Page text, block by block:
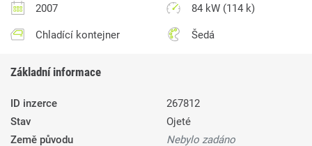
2007 84 kW (114 k)
Chladící kontejner Šedá
Základní informace
ID inzerce
267812
Stav
Ojeté
Země původu
Nebylo zadáno